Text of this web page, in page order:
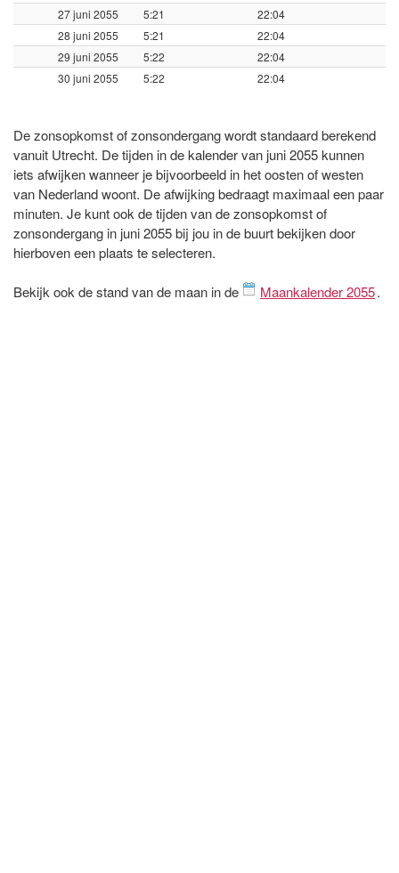
27 juni 2055 5:21
22:04
28 juni 2055
5:21
22:04
29 juni 2055
5:22
22:04
30 juni 2055
5:22 22:04
De zonsopkomst of zonsondergang wordt standaard berekend
vanuit Utrecht. De tijden in de kalender van juni 2055 kunnen
iets afwijken wanneer je bijvoorbeeld in het oosten of westen
van Nederland woont. De afwijking bedraagt maximaal een paar
minuten. Je kunt ook de tijden van de zonsopkomst of
zonsondergang in juni 2055 bij jou in de buurt bekijken door
hierboven een plaats te selecteren.
Bekijk ook de stand van de maan in de Maankalender 2055.